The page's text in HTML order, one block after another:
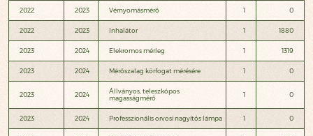
2022 2023 Vérnyomásmérő 1 0
2022 2023 Inhalátor 1 1880
2023 2024 Elekromos mérleg 1 1319
2023 2024 Mérőszalag körfogat mérésére 1 0
2023 2024
Állványos, teleszkópos
magasságmérő
1 0
2023 2024 Professzionális orvosi nagyítós lámpa 1 0